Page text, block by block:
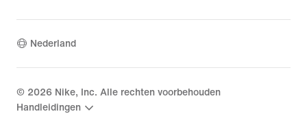
Nederland
© 2026 Nike, Inc. Alle rechten voorbehouden
Handleidingen